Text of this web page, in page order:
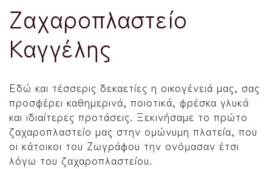
Ζαχαροπλαστείο
Καγγέλης
Εδώ και τέσσερις δεκαετίες η οικογένειά μας, σας
προσφέρει καθημερινά, ποιοτικά, φρέσκα γλυκά
και ιδιαίτερες προτάσεις. Ξεκινήσαμε το πρώτο
ζαχαροπλαστείο μας στην οµώνυµη πλατεία, που
οι κάτοικοι του Ζωγράφου την ονόµασαν έτσι
λόγω του ζαχαροπλαστείου.